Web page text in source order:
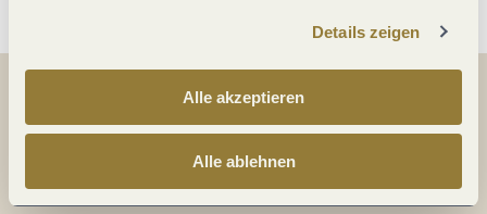
Details zeigen
Alle akzeptieren
Alle ablehnen
Teilen Teilen